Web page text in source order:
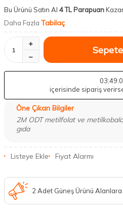
Bu Ürünü Satın Al 4 TL Parapuan
Daha Fazla Tabilaç
03:49
içerisinde sipariş
Öne Çıkan Bilgiler
2M ODT metilfolat ve
gıda
Listeye Ekle Fiyat Alarmı
2 Adet Güneş Ürünü Alanlara